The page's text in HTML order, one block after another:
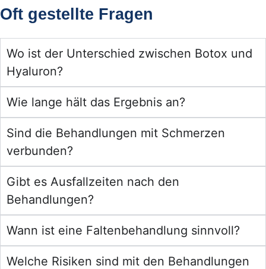
Oft gestellte Fragen
Wo ist der Unterschied zwischen Botox und
Hyaluron?
Wie lange hält das Ergebnis an?
Sind die Behandlungen mit Schmerzen
verbunden?
Gibt es Ausfallzeiten nach den
Behandlungen?
Wann ist eine Faltenbehandlung sinnvoll?
Welche Risiken sind mit den Behandlungen